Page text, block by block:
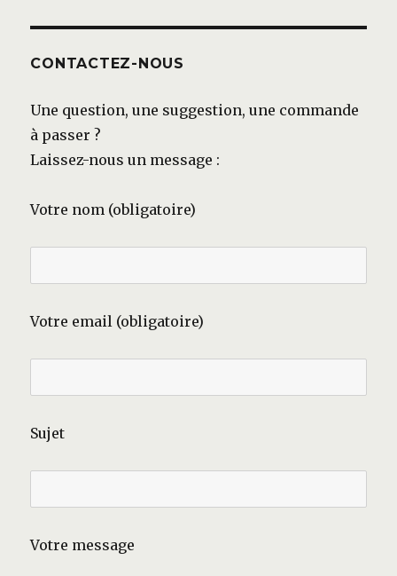
CONTACTEZ-NOUS
Une question, une suggestion, une commande
à passer ?
Laissez-nous un message :
Votre nom (obligatoire)
Votre email (obligatoire)
Sujet
Votre message